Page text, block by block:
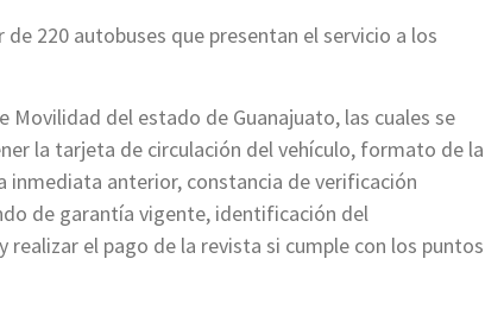
220 autobuses que presentan el servicio a los
del estado de Guanajuato, las cuales se
la tarjeta de circulación del vehículo, formato de la
anterior, constancia de verificación
de garantía vigente, identificación del
el pago de la revista si cumple con los puntos